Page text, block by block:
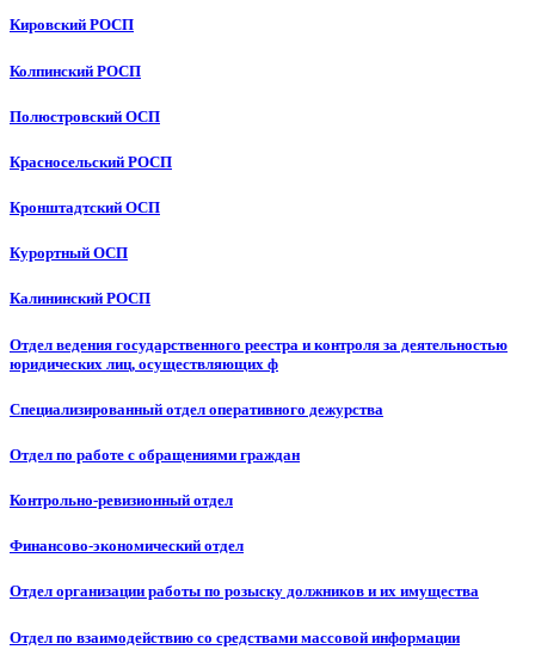
Кировский РОСП
Колпинский РОСП
Полюстровский ОСП
Красносельский РОСП
Кронштадтский ОСП
Курортный ОСП
Калининский РОСП
Отдел ведения государственного реестра и контроля за деятельностью
юридических лиц, осуществляющих ф
Специализированный отдел оперативного дежурства
Отдел по работе с обращениями граждан
Контрольно-ревизионный отдел
Финансово-экономический отдел
Отдел организации работы по розыску должников и их имущества
Отдел по взаимодействию со средствами массовой информации